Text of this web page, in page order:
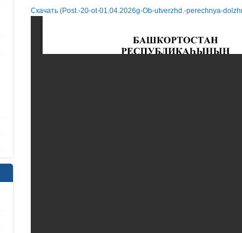
Скачать (Post.-20-ot-01.04.2026g-Ob-utverzhd.-perechnya-